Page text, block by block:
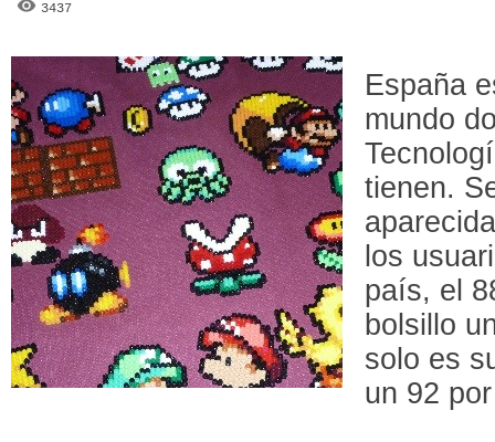
3437
España
mundo
tienen.
los
país, el
bolsillo
solo es
un 92